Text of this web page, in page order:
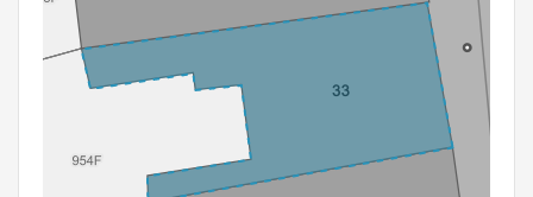
Aanmelden